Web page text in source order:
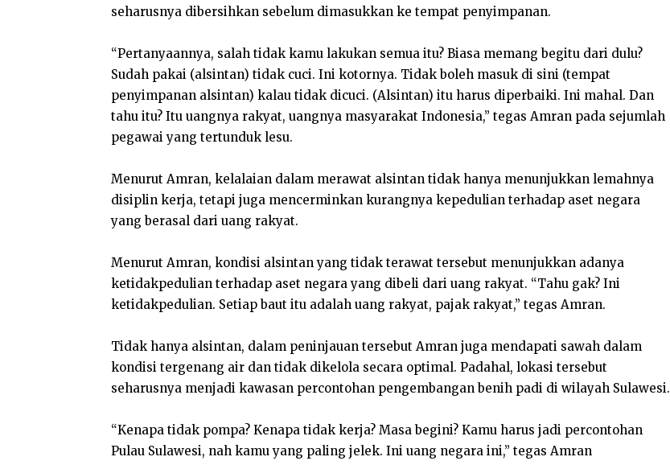
seharusnya dibersihkan sebelum dimasukkan ke tempat penyimpanan.
“Pertanyaannya, salah tidak kamu lakukan semua itu? Biasa memang begitu dari dulu?
Sudah pakai (alsintan) tidak cuci. Ini kotornya. Tidak boleh masuk di sini (tempat
penyimpanan alsintan) kalau tidak dicuci. (Alsintan) itu harus diperbaiki. Ini mahal. Dan
tahu itu? Itu uangnya rakyat, uangnya masyarakat Indonesia,” tegas Amran pada sejumlah
pegawai yang tertunduk lesu.
Menurut Amran, kelalaian dalam merawat alsintan tidak hanya menunjukkan lemahnya
disiplin kerja, tetapi juga mencerminkan kurangnya kepedulian terhadap aset negara
yang berasal dari uang rakyat.
Menurut Amran, kondisi alsintan yang tidak terawat tersebut menunjukkan adanya
ketidakpedulian terhadap aset negara yang dibeli dari uang rakyat. “Tahu gak? Ini
ketidakpedulian. Setiap baut itu adalah uang rakyat, pajak rakyat,” tegas Amran.
Tidak hanya alsintan, dalam peninjauan tersebut Amran juga mendapati sawah dalam
kondisi tergenang air dan tidak dikelola secara optimal. Padahal, lokasi tersebut
seharusnya menjadi kawasan percontohan pengembangan benih padi di wilayah Sulawesi.
“Kenapa tidak pompa? Kenapa tidak kerja? Masa begini? Kamu harus jadi percontohan
Pulau Sulawesi, nah kamu yang paling jelek. Ini uang negara ini,” tegas Amran